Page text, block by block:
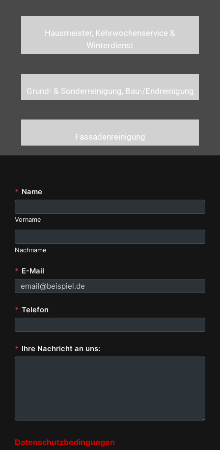
Hausmeister, Kehrwochenservice &
Winterdienst
Grund- & Sonderreinigung, Bau-/Endreinigung
Fassadenreinigung
* Name
Vorname
Nachname
* E-Mail
* Telefon
* Ihre Nachricht an uns:
Datenschutzbedingungen